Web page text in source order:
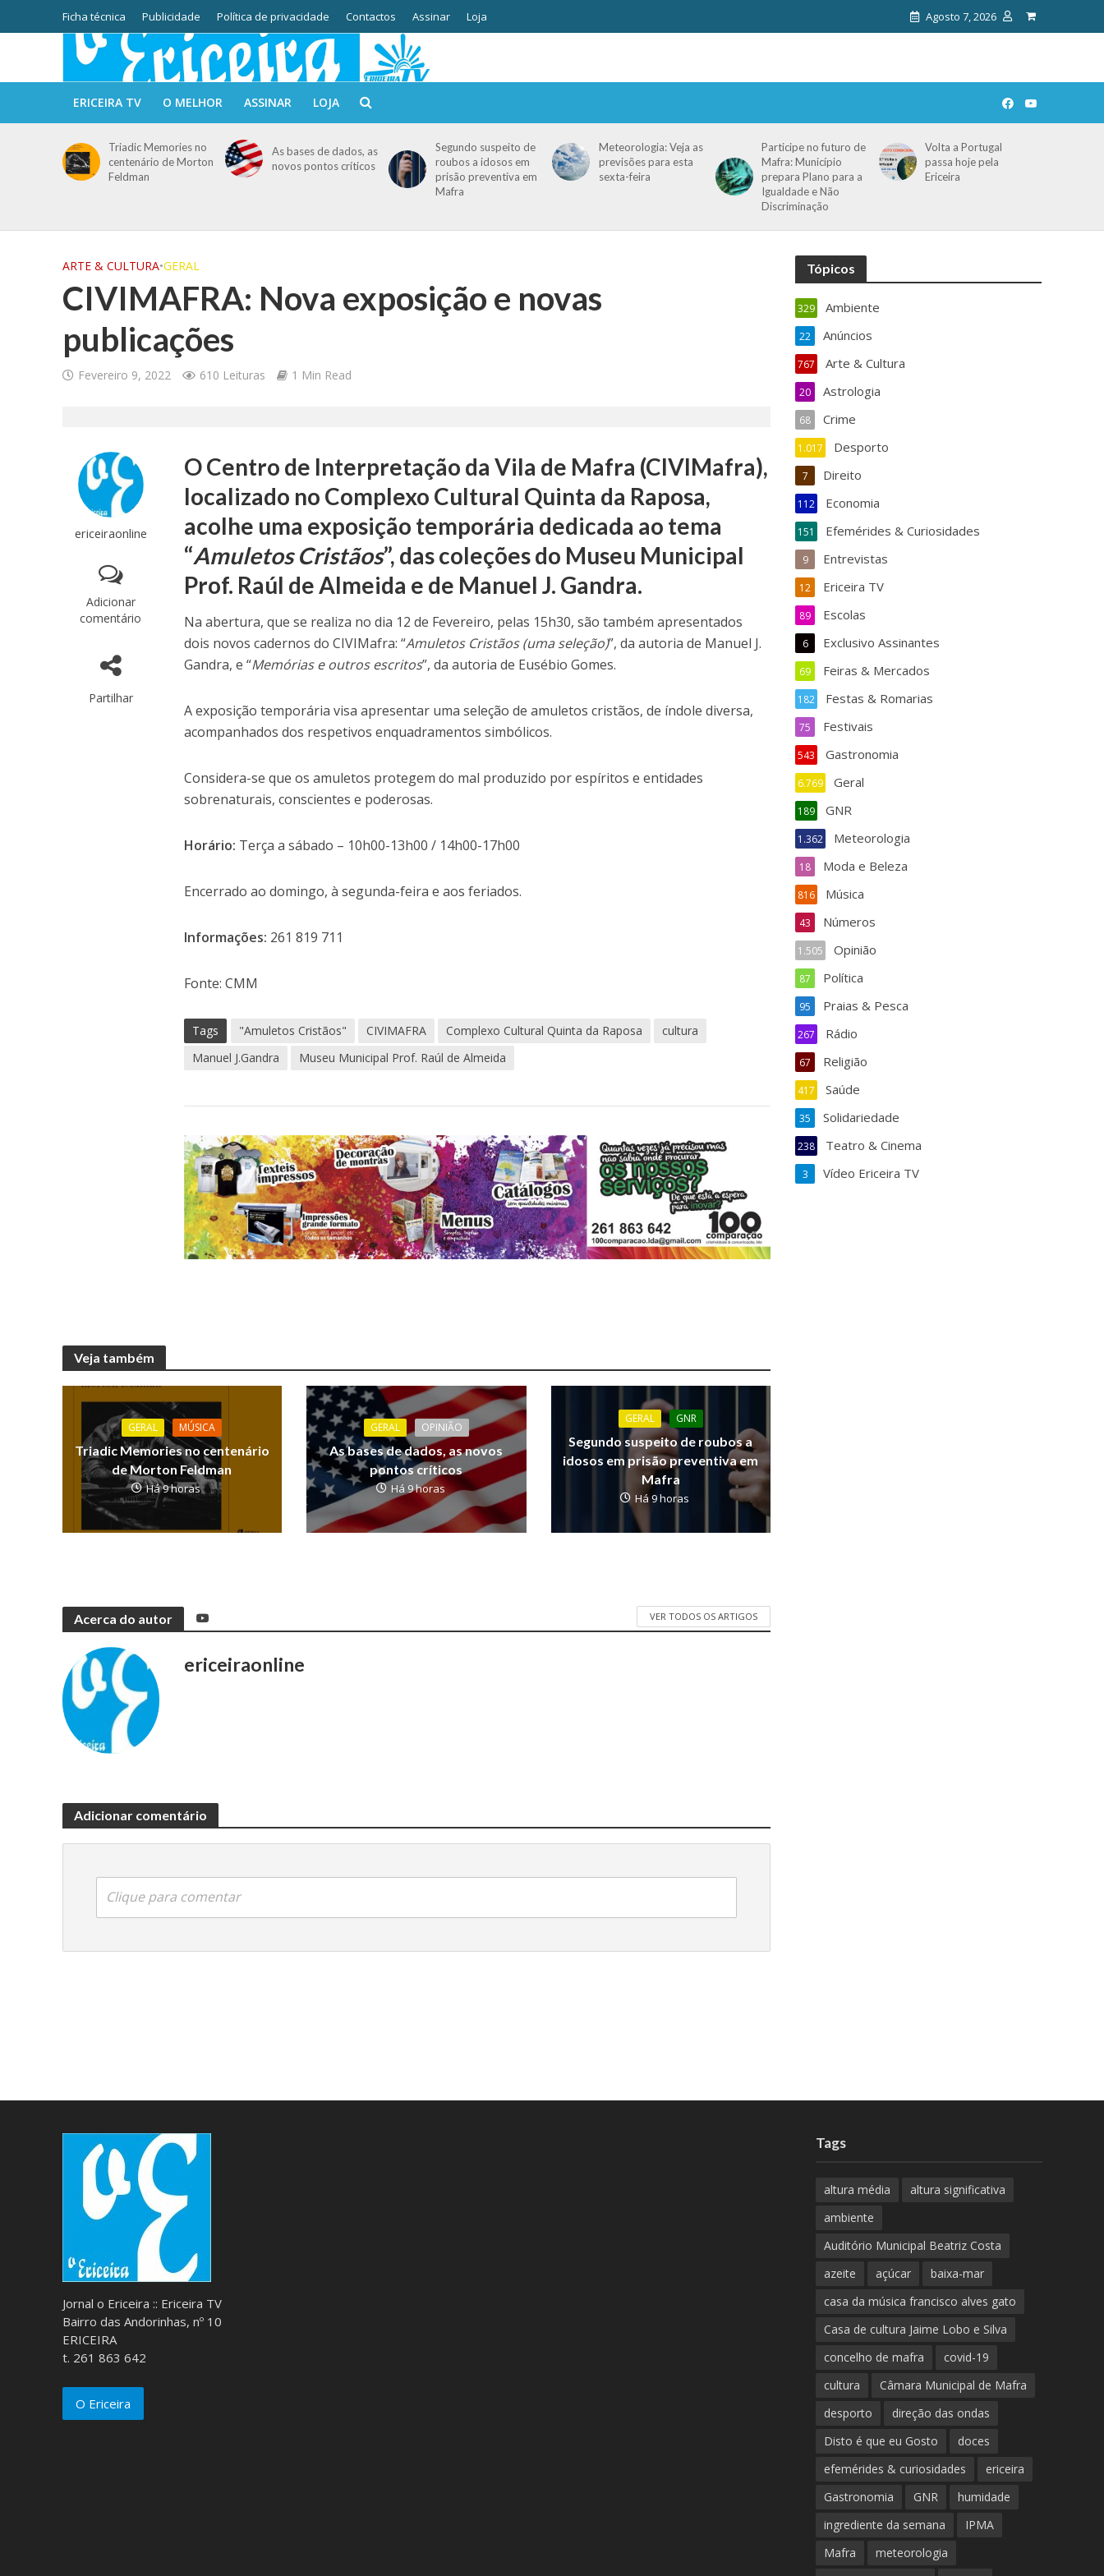
Ficha técnica Publicidade Política de privacidade Contactos Assinar Loja Agosto 7, 2026
ERICEIRA TV O MELHOR ASSINAR LOJA
Triadic Memories no
centenário de Morton
Feldman
As bases de dados, as
novos pontos críticos
Segundo suspeito de
roubos a idosos em
prisão preventiva em
Mafra
Meteorologia: Veja as
previsões para esta
sexta-feira
Participe no futuro de
Mafra: Município
prepara Plano para a
Igualdade e Não
Discriminação
Volta a Portugal
passa hoje pela
Ericeira
ARTE & CULTURA•GERAL
CIVIMAFRA: Nova exposição e novas
publicações
Fevereiro 9, 2022 610 Leituras 1 Min Read
ericeiraonline
Adicionar
comentário
Partilhar
O Centro de Interpretação da Vila de Mafra (CIVIMafra),
localizado no Complexo Cultural Quinta da Raposa,
acolhe uma exposição temporária dedicada ao tema
“Amuletos Cristãos”, das coleções do Museu Municipal
Prof. Raúl de Almeida e de Manuel J. Gandra.
Na abertura, que se realiza no dia 12 de Fevereiro, pelas 15h30, são também apresentados
dois novos cadernos do CIVIMafra: “Amuletos Cristãos (uma seleção)”, da autoria de Manuel J.
Gandra, e “Memórias e outros escritos”, da autoria de Eusébio Gomes.
A exposição temporária visa apresentar uma seleção de amuletos cristãos, de índole diversa,
acompanhados dos respetivos enquadramentos simbólicos.
Considera-se que os amuletos protegem do mal produzido por espíritos e entidades
sobrenaturais, conscientes e poderosas.
Horário: Terça a sábado – 10h00-13h00 / 14h00-17h00
Encerrado ao domingo, à segunda-feira e aos feriados.
Informações: 261 819 711
Fonte: CMM
Tags "Amuletos Cristãos" CIVIMAFRA Complexo Cultural Quinta da Raposa
cultura
Manuel J.Gandra
Museu Municipal Prof. Raúl de Almeida
Veja também
GERAL MÚSICA
Triadic Memories no centenário
de Morton Feldman
Há 9 horas
GERAL OPINIÃO
As bases de dados, as novos
pontos críticos
Há 9 horas
GERAL GNR
Segundo suspeito de roubos a
idosos em prisão preventiva em
Mafra
Há 9 horas
Acerca do autor VER TODOS OS ARTIGOS
ericeiraonline
Adicionar comentário
Clique para comentar
Tópicos
Ambiente
329
Anúncios
22
Arte & Cultura
767
Astrologia
20
Crime
68
Desporto
1.017
Direito
7
Economia
112
Efemérides & Curiosidades
151
Entrevistas
9
Ericeira TV
12
Escolas
89
Exclusivo Assinantes
6
Feiras & Mercados
69
Festas & Romarias
182
Festivais
75
Gastronomia
543
Geral
6.769
GNR
189
Meteorologia
1.362
Moda e Beleza
18
Música
816
Números
43
Opinião
1.505
Política
87
Praias & Pesca
95
Rádio
267
Religião
67
Saúde
417
Solidariedade
35
Teatro & Cinema
238
Vídeo Ericeira TV
3
Jornal o Ericeira :: Ericeira TV
Bairro das Andorinhas, nº 10
ERICEIRA
t. 261 863 642
O Ericeira
Tags
altura média
altura significativa
ambiente
Auditório Municipal Beatriz Costa
azeite
açúcar
baixa-mar
casa da música francisco alves gato
Casa de cultura Jaime Lobo e Silva
concelho de mafra
covid-19
cultura
Câmara Municipal de Mafra
desporto
direção das ondas
Disto é que eu Gosto
doces
efemérides & curiosidades
ericeira
Gastronomia
GNR
humidade
ingrediente da semana
IPMA
Mafra
meteorologia